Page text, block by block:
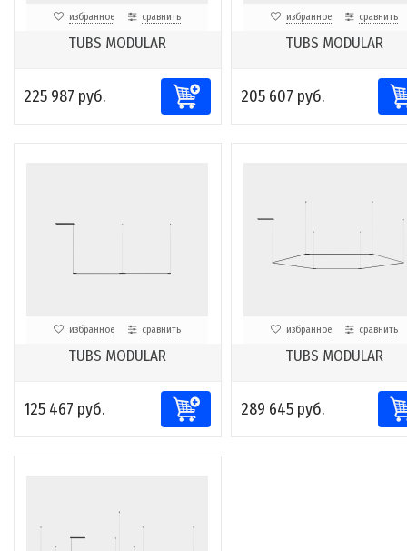
избранное сравнить
TUBS MODULAR
225 987 руб.
избранное сравнить
TUBS MODULAR
205 607 руб.
избранное сравнить
TUBS MODULAR
125 467 руб.
избранное сравнить
TUBS MODULAR
289 645 руб.